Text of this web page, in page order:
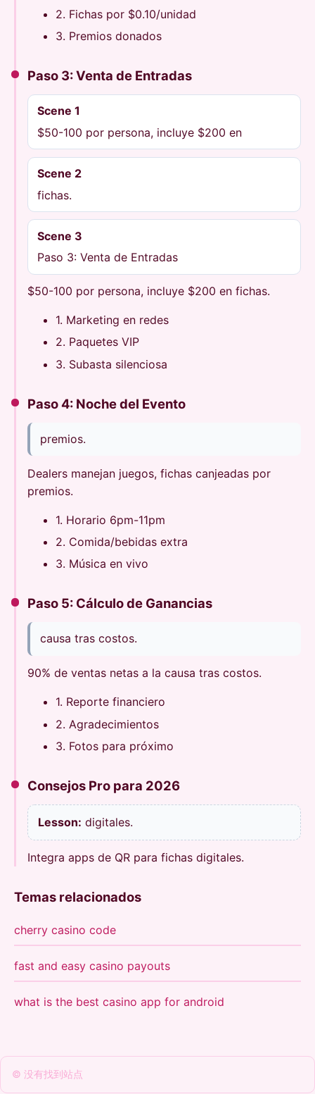
2. Fichas por $0.10/unidad
3. Premios donados
Paso 3: Venta de Entradas
Scene 1
$50-100 por persona, incluye $200 en
Scene 2
fichas.
Scene 3
Paso 3: Venta de Entradas
$50-100 por persona, incluye $200 en fichas.
1. Marketing en redes
2. Paquetes VIP
3. Subasta silenciosa
Paso 4: Noche del Evento
premios.
Dealers manejan juegos, fichas canjeadas por
premios.
1. Horario 6pm-11pm
2. Comida/bebidas extra
3. Música en vivo
Paso 5: Cálculo de Ganancias
causa tras costos.
90% de ventas netas a la causa tras costos.
1. Reporte financiero
2. Agradecimientos
3. Fotos para próximo
Consejos Pro para 2026
Lesson: digitales.
Integra apps de QR para fichas digitales.
Temas relacionados
cherry casino code
fast and easy casino payouts
what is the best casino app for android
© 没有找到站点